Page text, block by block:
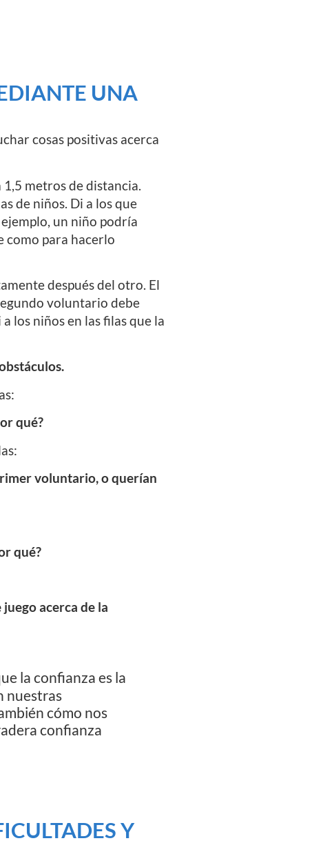
UNA
cosas positivas acerca
metros de distancia.
de niños. Di a los que
un niño podría
como para hacerlo
después del otro. El
voluntario debe
los niños en las filas que la
qué?
voluntario, o querían
qué?
acerca de la
la confianza es la
nuestras
cómo nos
confianza
Y